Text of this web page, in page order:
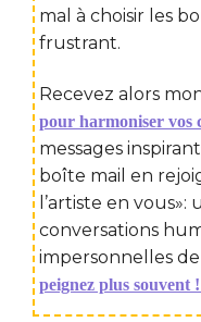
mal à choisir les
frustrant.
Recevez alors
pour harmoniser vos
messages
boîte mail en
l’artiste en vous»:
conversations
impersonnelles de
peignez plus souvent !